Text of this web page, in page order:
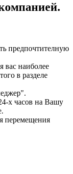
предпочтителную
вас наиболее
в разделе
х часов на Вашу
перемещения